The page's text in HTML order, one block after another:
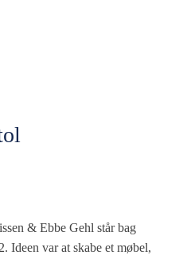
& Ebbe Gehl står bag
Ideen var at skabe et møbel,